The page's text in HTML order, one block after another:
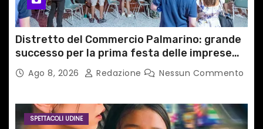
Distretto del Commercio Palmarino: grande
successo per la prima festa delle imprese
del territorio
Ago 8, 2026 Redazione Nessun Commento
SPETTACOLI UDINE